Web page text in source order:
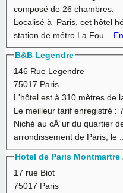
composé de 26 chambres.
Localisé à Paris, cet hôtel
station de métro La Fou...
B&B Legendre
146 Rue Legendre
75017 Paris
L'hôtel est à 310 mètresde
Le meilleur tarif enregistré :
Niché au cÅ“ur du quartier
arrondissement de Paris, le
Hotel de Paris Montmartre
17 rue Biot
75017 Paris